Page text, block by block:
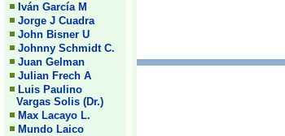
Iván García M
Jorge J Cuadra
John Bisner U
Johnny Schmidt C.
Juan Gelman
Julian Frech A
Luis Paulino
Vargas Solis (Dr.)
Max Lacayo L.
Mundo Laico